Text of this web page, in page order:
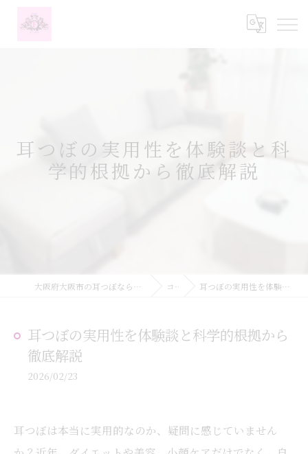
耳つぼの実用性を体験談と科
学的根拠から徹底解説
大阪府大阪市の耳つぼなら耳つぼダイエットサロンふーみん コラム 耳つぼの実用性を体験談と科学的根拠から徹底解説
耳つぼの実用性を体験談と科学的根拠から
徹底解説
2026/02/23
耳つぼは本当に実用的なのか、疑問に感じていません